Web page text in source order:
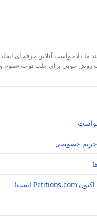
ما دادخواست آنلاین حرفه ای ایجاد
روش خوبی برای جلب توجه عموم و
خصوصی